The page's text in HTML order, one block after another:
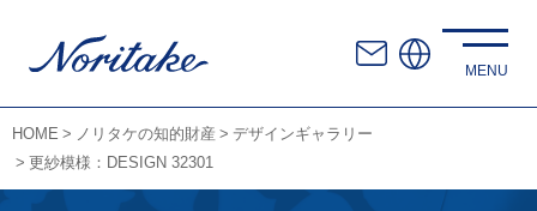
HOME ノリタケの知的財産
デザインギャラリー
更紗模様：DESIGN 32301